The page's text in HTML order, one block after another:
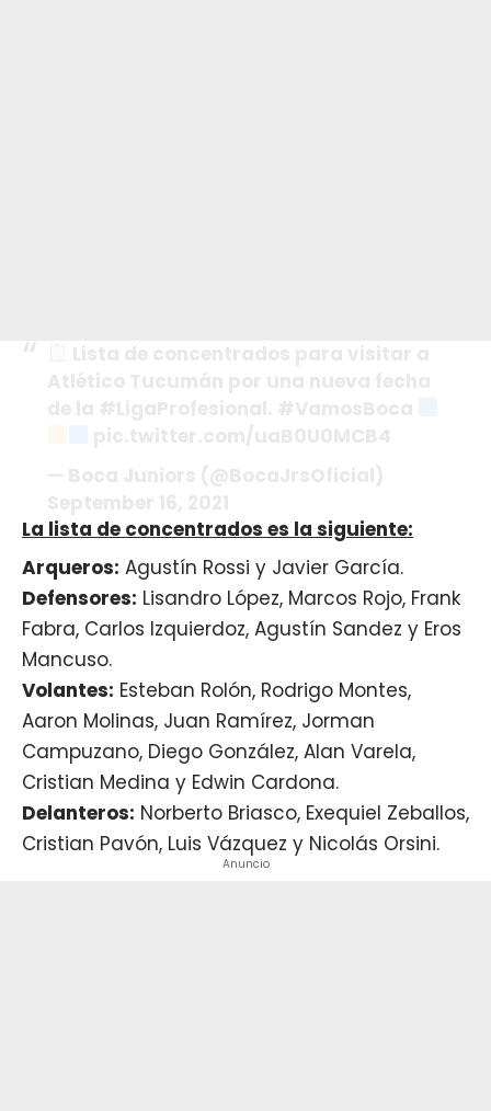
La lista de concentrados es la siguiente:
Arqueros: Agustín Rossi y Javier García.
Defensores: Lisandro López, Marcos Rojo, Frank
Fabra, Carlos Izquierdoz, Agustín Sandez y Eros
Mancuso.
Volantes: Esteban Rolón, Rodrigo Montes,
Aaron Molinas, Juan Ramírez, Jorman
Campuzano, Diego González, Alan Varela,
Cristian Medina y Edwin Cardona.
Delanteros: Norberto Briasco, Exequiel Zeballos,
Cristian Pavón, Luis Vázquez y Nicolás Orsini.
Anuncio